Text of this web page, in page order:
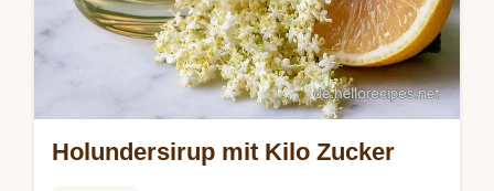
Holundersirup mit Kilo Zucker